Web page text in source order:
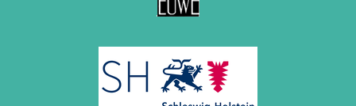
Dezember 2008 (1 Eintrag)
November 2008 (8 Einträge)